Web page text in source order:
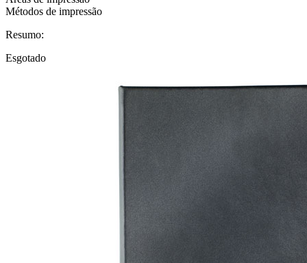
Métodos de impressão
Resumo:
Esgotado